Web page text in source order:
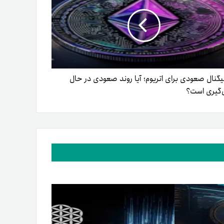
صعودی برای اتریوم؛ آیا روند صعودی در حال
است؟